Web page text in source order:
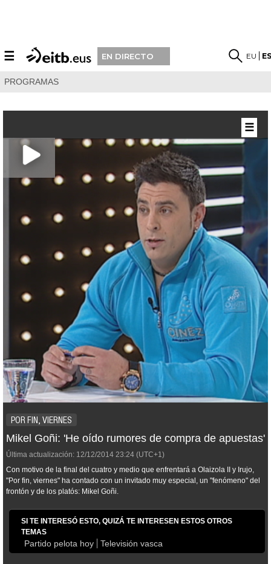
☰ EN DIRECTO EU
PROGRAMAS
POR FIN, VIERNES
Mikel Goñi: 'He oído rumores de compra de apuestas'
Última actualización: 12/12/2014 23:24 (UTC+1)
Con motivo de la final del cuatro y medio que enfrentará a Olaizola II y Irujo,
"Por fin, viernes" ha contado con un invitado muy especial, un "fenómeno" del
frontón y de los platós: Mikel Goñi.
SI TE INTERESÓ ESTO, QUIZÁ TE INTERESEN ESTOS OTROS
TEMAS
Partido pelota hoy Televisión vasca
☰